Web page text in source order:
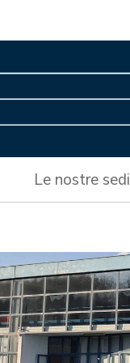
Le nostre sedi